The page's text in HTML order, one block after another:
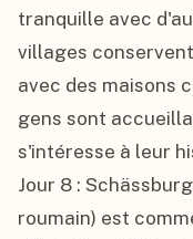
tranquille avec
villages
avec des maisons
gens sont
s'intéresse à leur
Jour 8 :
roumain) est